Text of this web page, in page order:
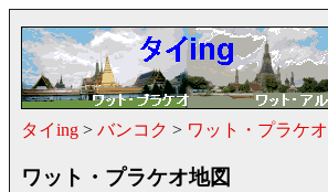
タイing > バンコク > ワット・プラケオ
ワット・プラケオ地図